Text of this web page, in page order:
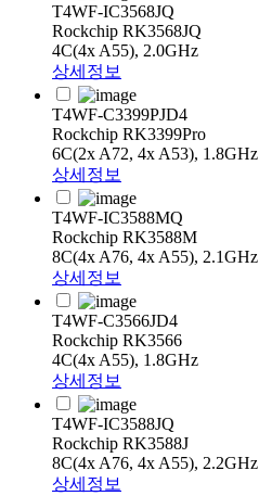
T4WF-IC3568JQ
Rockchip RK3568JQ
4C(4x A55), 2.0GHz
상세정보
T4WF-C3399PJD4
Rockchip RK3399Pro
6C(2x A72, 4x A53), 1.8GHz
상세정보
T4WF-IC3588MQ
Rockchip RK3588M
8C(4x A76, 4x A55), 2.1GHz
상세정보
T4WF-C3566JD4
Rockchip RK3566
4C(4x A55), 1.8GHz
상세정보
T4WF-IC3588JQ
Rockchip RK3588J
8C(4x A76, 4x A55), 2.2GHz
상세정보